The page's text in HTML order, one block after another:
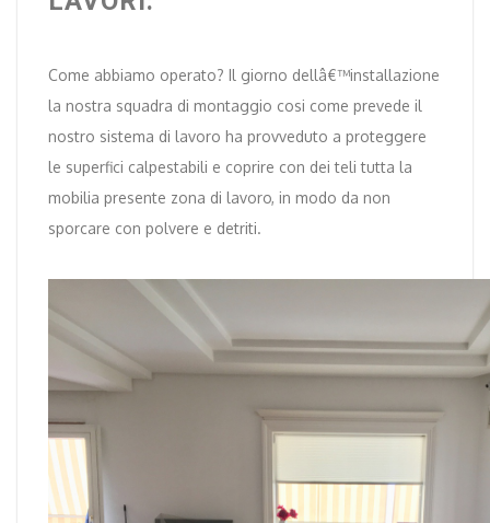
Come abbiamo operato? Il giorno dellâ€™installazione
la nostra squadra di montaggio cosi come prevede il
nostro sistema di lavoro ha provveduto a proteggere
le superfici calpestabili e coprire con dei teli tutta la
mobilia presente zona di lavoro, in modo da non
sporcare con polvere e detriti.